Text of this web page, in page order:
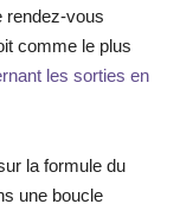
rendez-vous
comme le plus
les sorties en
la formule du
une boucle